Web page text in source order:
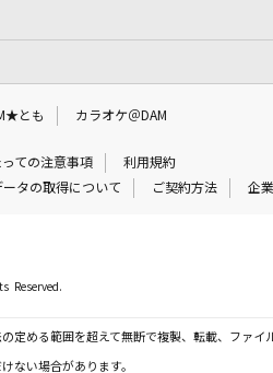
とも カラオケ＠DAM
ての注意事項
利用規約
タの取得について ご契約方法 企
Reserved.
定める範囲を超えて無断で複製、転載、ファイ
ない場合があります。